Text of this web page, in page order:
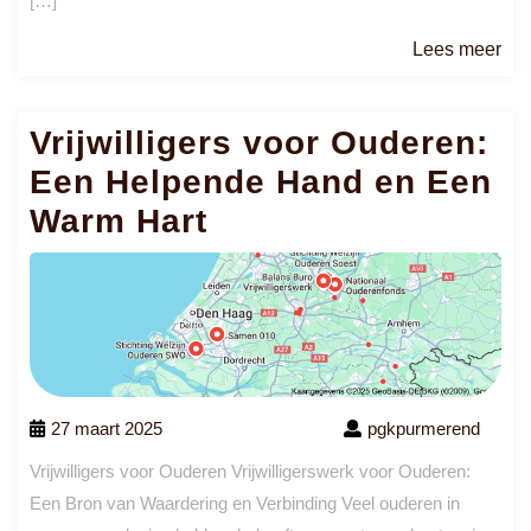
Lees meer
Vrijwilligers voor Ouderen:
Een Helpende Hand en Een
Warm Hart
27 maart 2025 pgkpurmerend
Vrijwilligers voor Ouderen Vrijwilligerswerk voor Ouderen:
Een Bron van Waardering en Verbinding Veel ouderen in